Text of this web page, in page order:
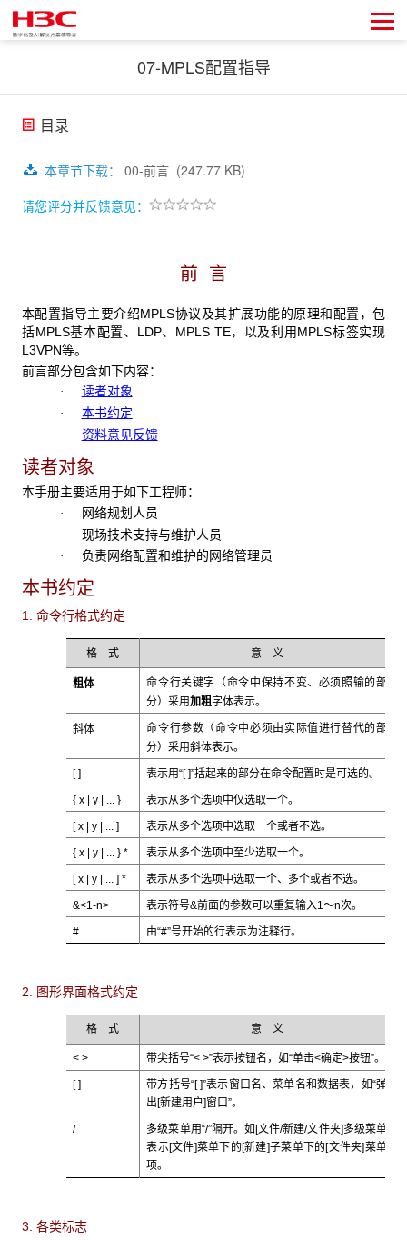
07-MPLS配置指导
目录
本章节下载： 00-前言 (247.77 KB)
请您评分并反馈意见：
前 言
本配置指导主要介绍MPLS协议及其扩展功能的原理和配置，包
括MPLS基本配置、LDP、MPLS TE，以及利用MPLS标签实现
L3VPN等。
前言部分包含如下内容：
· 读者对象
· 本书约定
· 资料意见反馈
读者对象
本手册主要适用于如下工程师：
· 网络规划人员
· 现场技术支持与维护人员
· 负责网络配置和维护的网络管理员
本书约定
1. 命令行格式约定
格 式 意 义
粗体
命令行关键字（命令中保持不变、必须照输的部
分）采用加粗字体表示。
斜体
命令行参数（命令中必须由实际值进行替代的部
分）采用斜体表示。
[ ] 表示用“[ ]”括起来的部分在命令配置时是可选的。
{ x | y | ... } 表示从多个选项中仅选取一个。
[ x | y | ... ] 表示从多个选项中选取一个或者不选。
{ x | y | ... } * 表示从多个选项中至少选取一个。
[ x | y | ... ] * 表示从多个选项中选取一个、多个或者不选。
&<1-n> 表示符号&前面的参数可以重复输入1～n次。
# 由“#”号开始的行表示为注释行。
2. 图形界面格式约定
格 式 意 义
< > 带尖括号“< >”表示按钮名，如“单击<确定>按钮”。
[ ]
带方括号“[ ]”表示窗口名、菜单名和数据表，如“弹
出[新建用户]窗口”。
/
多级菜单用“/”隔开。如[文件/新建/文件夹]多级菜单
表示[文件]菜单下的[新建]子菜单下的[文件夹]菜单
项。
3. 各类标志